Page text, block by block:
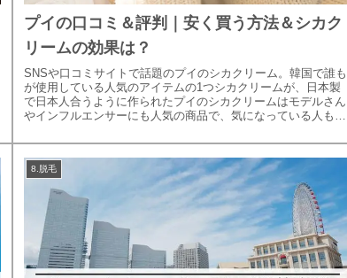
プイの口コミ＆評判｜安く買う方法＆シカク
リームの効果は？
SNSや口コミサイトで話題のプイのシカクリーム。韓国で誰も
が使用している人気のアイテムの1つシカクリームが、日本製
で日本人合うように作られたプイのシカクリームはモデルさん
やインフルエンサーにも人気の商品で、気になっている人も多
8.脱毛